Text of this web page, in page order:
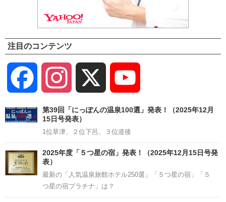
注目のコンテンツ
Facebook Instagram
Channel
第39回「にっぽんの温泉100選」発表！（2025年12月
15日号発表）
1位草津、２位下呂、３位道後
2025年度「５つ星の宿」発表！（2025年12月15日号発
表）
最新の「人気温泉旅館ホテル250選」「５つ星の宿」「５
つ星の宿プラチナ」は？